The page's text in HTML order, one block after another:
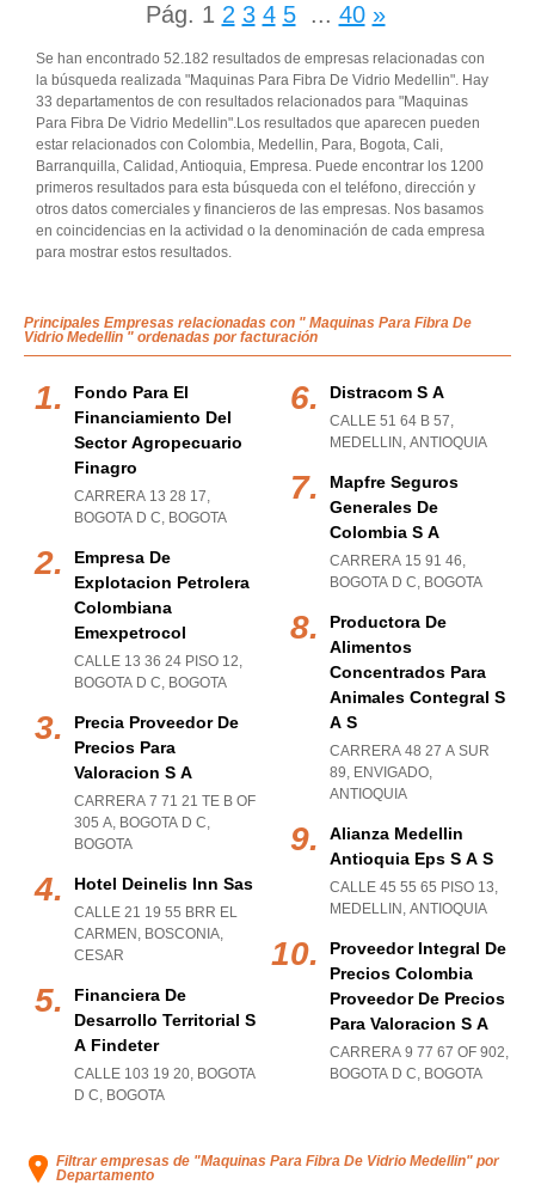
Pág. 1 2 3 4 5 ... 40 »
Se han encontrado 52.182 resultados de empresas relacionadas con
la búsqueda realizada "Maquinas Para Fibra De Vidrio Medellin". Hay
33 departamentos de con resultados relacionados para "Maquinas
Para Fibra De Vidrio Medellin".Los resultados que aparecen pueden
estar relacionados con Colombia, Medellin, Para, Bogota, Cali,
Barranquilla, Calidad, Antioquia, Empresa. Puede encontrar los 1200
primeros resultados para esta búsqueda con el teléfono, dirección y
otros datos comerciales y financieros de las empresas. Nos basamos
en coincidencias en la actividad o la denominación de cada empresa
para mostrar estos resultados.
Principales Empresas relacionadas con " Maquinas Para Fibra De
Vidrio Medellin " ordenadas por facturación
Fondo Para El
Financiamiento Del
Sector Agropecuario
Finagro
CARRERA 13 28 17,
BOGOTA D C, BOGOTA
Empresa De
Explotacion Petrolera
Colombiana
Emexpetrocol
CALLE 13 36 24 PISO 12,
BOGOTA D C, BOGOTA
Precia Proveedor De
Precios Para
Valoracion S A
CARRERA 7 71 21 TE B OF
305 A, BOGOTA D C,
BOGOTA
Hotel Deinelis Inn Sas
CALLE 21 19 55 BRR EL
CARMEN , BOSCONIA,
CESAR
Financiera De
Desarrollo Territorial S
A Findeter
CALLE 103 19 20, BOGOTA
D C, BOGOTA
Distracom S A
CALLE 51 64 B 57,
MEDELLIN , ANTIOQUIA
Mapfre Seguros
Generales De
Colombia S A
CARRERA 15 91 46,
BOGOTA D C, BOGOTA
Productora De
Alimentos
Concentrados Para
Animales Contegral S
A S
CARRERA 48 27 A SUR
89, ENVIGADO,
ANTIOQUIA
Alianza Medellin
Antioquia Eps S A S
CALLE 45 55 65 PISO 13,
MEDELLIN , ANTIOQUIA
Proveedor Integral De
Precios Colombia
Proveedor De Precios
Para Valoracion S A
CARRERA 9 77 67 OF 902,
BOGOTA D C, BOGOTA
Filtrar empresas de "Maquinas Para Fibra De Vidrio Medellin" por
Departamento